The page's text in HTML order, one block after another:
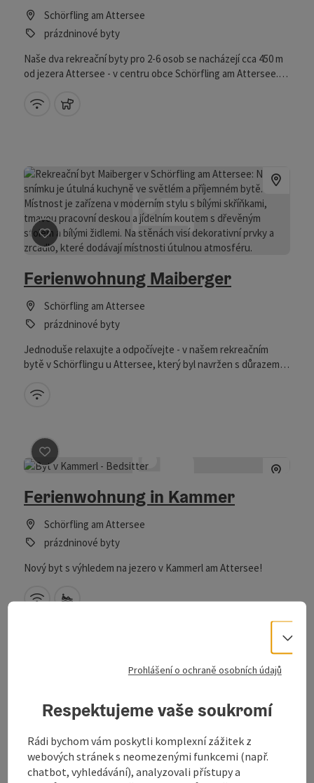
Schörfling am Attersee
prázdninové byty
Naše dva rekreační byty pro 2-6 osob se nacházejí cca 450 m
od jezera Attersee - v centru obce Schörfling am Attersee.
zaparkované auto. K jezeru Attersee se snadno dostanete
projít se po tematické stezce Gustava Klimta a pěšky
navštívit kavárnu Klimt.
W-LAN (zdarma)
Označit příspěvek: Ferienwohnung Maiberger
Ferienwohnung Maiberger
Schörfling am Attersee
prázdninové byty
Jednoduše relaxujte a odpočívejte - v našem rekreačním
bytě v Schörflingu u Attersee, který byl navržen s důrazem
W-LAN (zdarma)
Označit příspěvek: Ferienwohnung in Kammer
Ferienwohnung in Kammer
Schörfling am Attersee
prázdninové byty
Nový byt s výhledem na jezero v Kammerl am Attersee!
W-LAN (zdarma)
Vlastní koupaliště
Ferienwohnung mit Seeblick
Schörfling am Attersee
prázdninové byty
Prohlášení o ochraně osobních údajů
Respektujeme vaše soukromí
Rádi bychom vám poskytli komplexní zážitek z
webových stránek s neomezenými funkcemi (např.
chatbot, vyhledávání), analyzovali přístupy a